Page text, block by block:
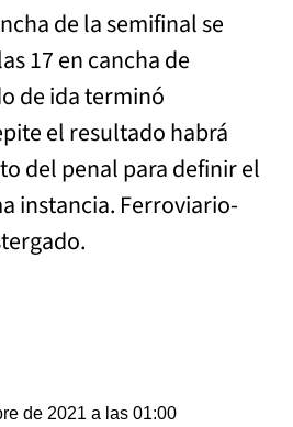
de la semifinal se
17 en cancha de
de ida terminó
el resultado habrá
del penal para definir el
instancia. Ferroviario-
de 2021 a las 01:00